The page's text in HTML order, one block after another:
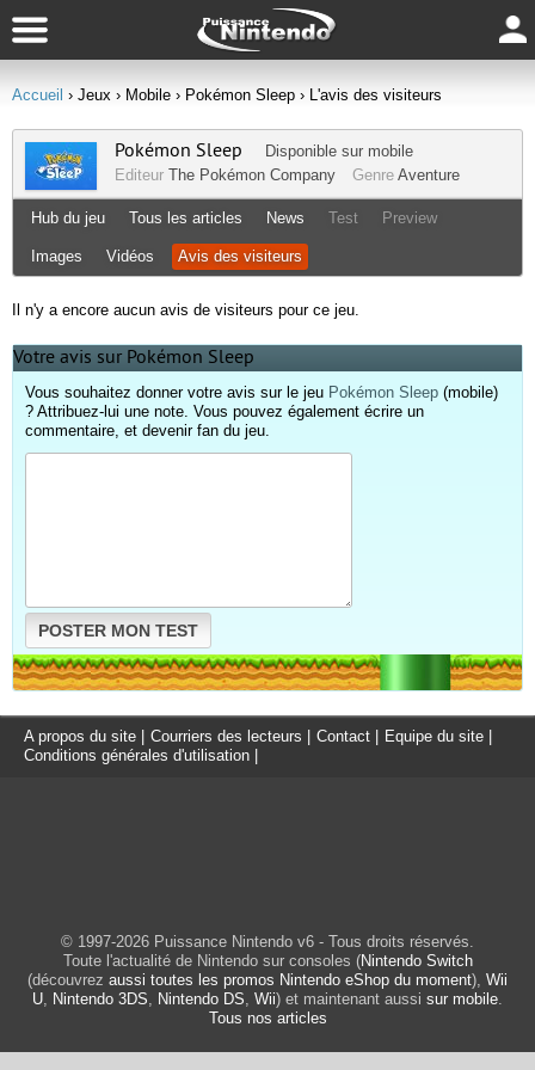
Accueil › Jeux › Mobile › Pokémon Sleep › L'avis des visiteurs
Pokémon Sleep Disponible sur mobile
Editeur The Pokémon Company Genre Aventure
Hub du jeu Tous les articles News Test Preview
Images Vidéos Avis des visiteurs
Il n'y a encore aucun avis de visiteurs pour ce jeu.
Votre avis sur Pokémon Sleep
Vous souhaitez donner votre avis sur le jeu Pokémon Sleep (mobile)
? Attribuez-lui une note. Vous pouvez également écrire un
commentaire, et devenir fan du jeu.
POSTER MON TEST
A propos du site Courriers des lecteurs Contact Equipe du site
Conditions générales d'utilisation
© 1997-2026 Puissance Nintendo v6 - Tous droits réservés.
Toute l'actualité de Nintendo sur consoles (Nintendo Switch
(découvrez aussi toutes les promos Nintendo eShop du moment), Wii
U, Nintendo 3DS, Nintendo DS, Wii) et maintenant aussi sur mobile.
Tous nos articles